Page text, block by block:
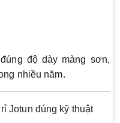
độ dày màng sơn,
nhiều năm.
Jotun đúng kỹ thuật